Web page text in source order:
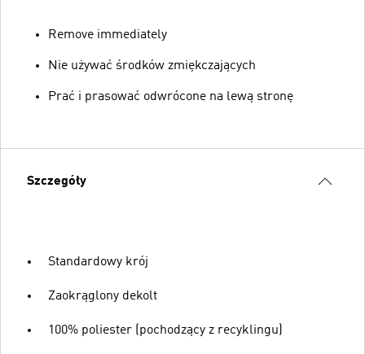
Remove immediately
Nie używać środków zmiękczających
Prać i prasować odwrócone na lewą stronę
Szczegóły
Standardowy krój
Zaokrąglony dekolt
100% poliester (pochodzący z recyklingu)